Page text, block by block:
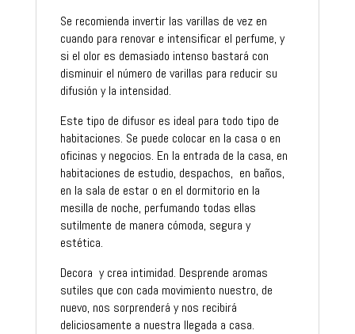
Se recomienda invertir las varillas de vez en
cuando para renovar e intensificar el perfume, y
si el olor es demasiado intenso bastará con
disminuir el número de varillas para reducir su
difusión y la intensidad.
Este tipo de difusor es ideal para todo tipo de
habitaciones. Se puede colocar en la casa o en
oficinas y negocios. En la entrada de la casa, en
habitaciones de estudio, despachos, en baños,
en la sala de estar o en el dormitorio en la
mesilla de noche, perfumando todas ellas
sutilmente de manera cómoda, segura y
estética.
Decora y crea intimidad. Desprende aromas
sutiles que con cada movimiento nuestro, de
nuevo, nos sorprenderá y nos recibirá
deliciosamente a nuestra llegada a casa.